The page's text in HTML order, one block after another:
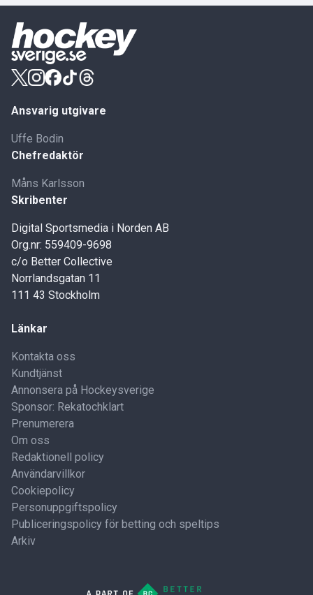
Ansvarig utgivare
Uffe Bodin
Chefredaktör
Måns Karlsson
Skribenter
Digital Sportsmedia i Norden AB
Org.nr: 559409-9698
c/o Better Collective
Norrlandsgatan 11
111 43 Stockholm
Länkar
Kontakta oss
Kundtjänst
Annonsera på Hockeysverige
Sponsor: Rekatochklart
Prenumerera
Om oss
Redaktionell policy
Användarvillkor
Cookiepolicy
Personuppgiftspolicy
Publiceringspolicy för betting och speltips
Arkiv